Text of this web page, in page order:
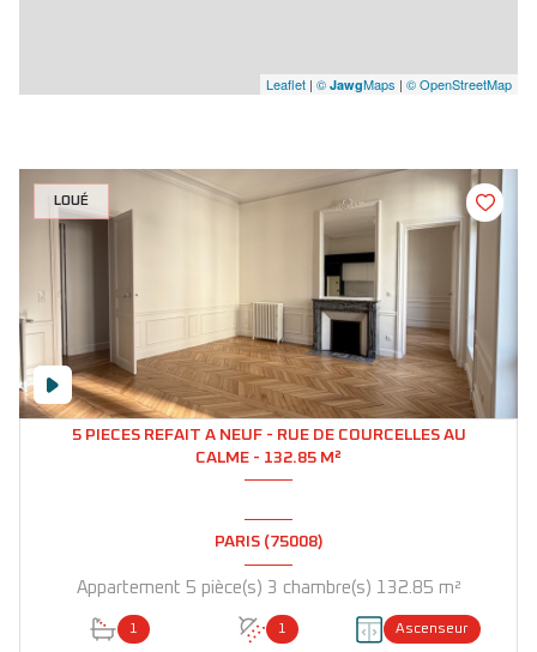
Leaflet | © JawgMaps | © OpenStreetMap
LOUÉ
5 PIECES REFAIT A NEUF - RUE DE COURCELLES AU
CALME - 132.85 M²
PARIS (75008)
Appartement 5 pièce(s) 3 chambre(s) 132.85 m²
1 1 Ascenseur